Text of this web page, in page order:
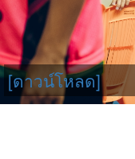
[ดาวน์โหลด]